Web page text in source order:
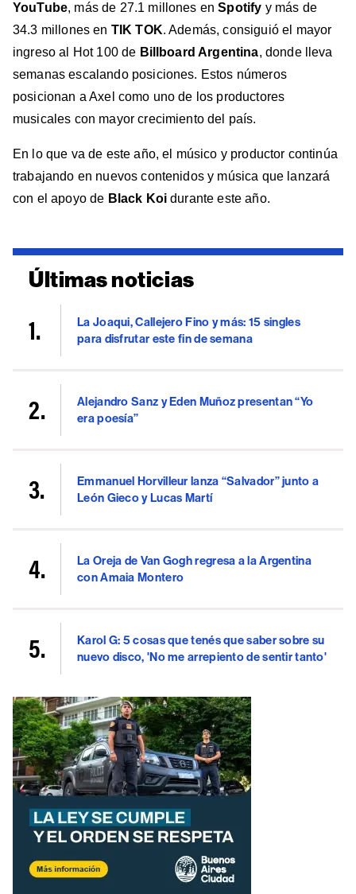
YouTube, más de 27.1 millones enSpotify y más de
34.3 millones en TIK TOK. Además, consiguió el mayor
ingreso al Hot 100 de Billboard Argentina, donde lleva
semanas escalando posiciones. Estos números
posicionan a Axel como uno de los productores
musicales con mayor crecimiento del país.
En lo que va de este año, el músico y productor continúa
trabajando en nuevos contenidos y música que lanzará
con el apoyo de Black Koi durante este año.
Últimas noticias
La Joaqui, Callejero Fino y más: 15 singles
para disfrutar este fin de semana
Alejandro Sanz y Eden Muñoz presentan “Yo
era poesía”
Emmanuel Horvilleur lanza “Salvador” junto a
León Gieco y Lucas Martí
La Oreja de Van Gogh regresa a la Argentina
con Amaia Montero
Karol G: 5 cosas que tenés que saber sobre su
nuevo disco, 'No me arrepiento de sentir tanto'